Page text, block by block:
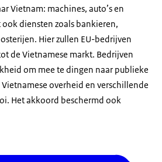
Vietnam: machines, auto’s en
diensten zoals bankieren,
Hier zullen EU-bedrijven
de Vietnamese markt. Bedrijven
om mee te dingen naar publieke
overheid en verschillende
Het akkoord beschermd ook